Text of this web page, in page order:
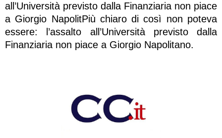
all’Università previsto dalla Finanziaria non piace
a Giorgio NapolitPiù chiaro di così non poteva
essere: l’assalto all’Università previsto dalla
Finanziaria non piace a Giorgio Napolitano.